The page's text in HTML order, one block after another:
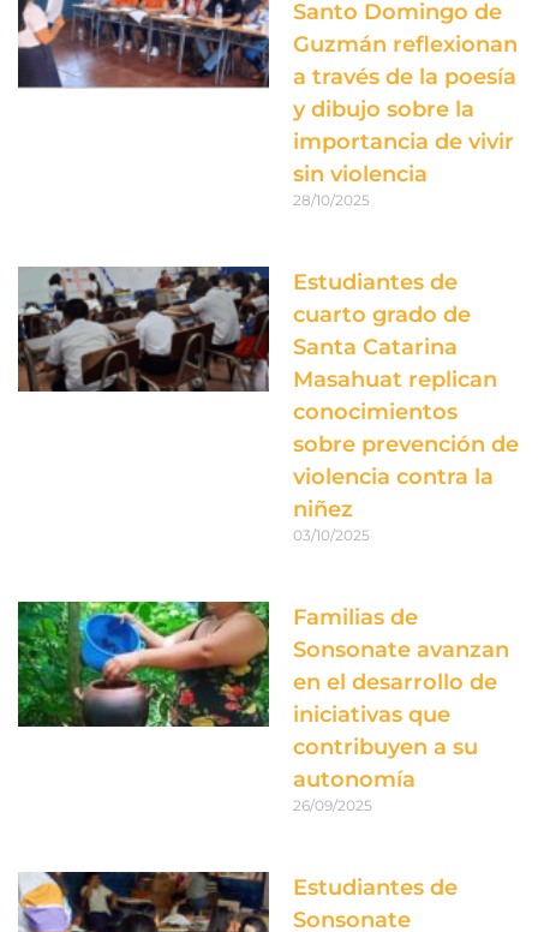
Santo Domingo de
Guzmán reflexionan
a través de la poesía
y dibujo sobre la
importancia de vivir
sin violencia
28/10/2025
Estudiantes de
cuarto grado de
Santa Catarina
Masahuat replican
conocimientos
sobre prevención de
violencia contra la
niñez
03/10/2025
Familias de
Sonsonate avanzan
en el desarrollo de
iniciativas que
contribuyen a su
autonomía
26/09/2025
Estudiantes de
Sonsonate